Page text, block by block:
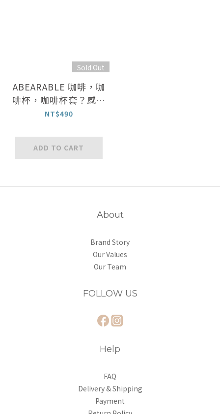
Sold Out
ABEARABLE 咖啡，咖
啡杯，咖啡杯套？感溫
變色多用途杯套
NT$490
ADD TO CART
About
Brand Story
Our Values
Our Team
FOLLOW US
Help
FAQ
Delivery & Shipping
Payment